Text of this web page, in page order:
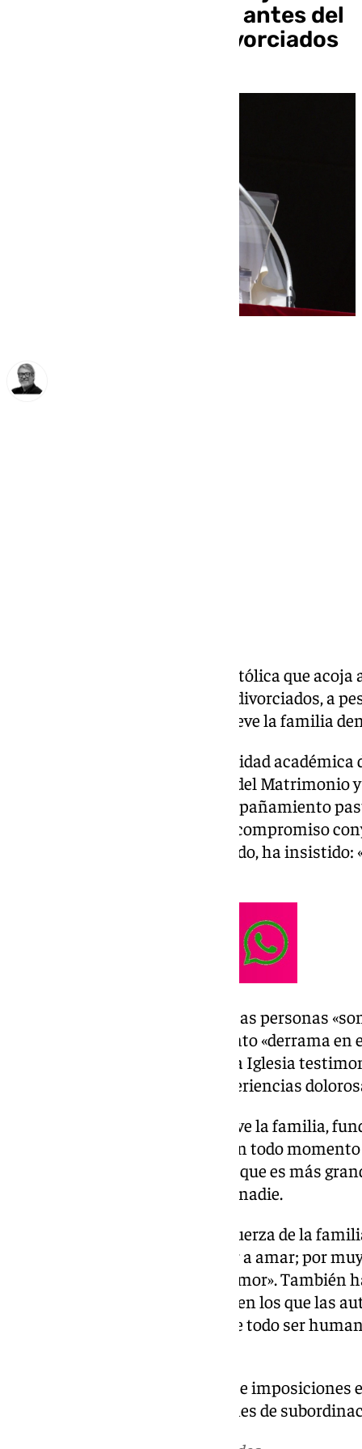
parejas que conviven antes del
matrimonio y a los divorciados
ha pedido a la Iglesia católica que
del matrimonio, así como a los divorciados, a
magisterio de la Iglesia «promueve la familia
En una audiencia con la comunidad
Juan Pablo II para las Ciencias del Matrimonio
señalado la necesidad de «acompañamiento
aplazando indefinidamente su compromiso
vueltos a casar». Del mismo modo, ha insistido:
El Pontífice ha señalado que estas personas
hermanas» y que el Espíritu Santo «derrama
bien de todos: su presencia en la Iglesia
fe, a pesar de las heridas de experiencias
Para el Papa, «la Iglesia promueve la familia,
contribuyendo en todo lugar y en todo
conyugal, en virtud de ese amor que es más
pedido que lo haga sin excluir a nadie.
Asimismo, ha señalado que la fuerza de la
capacidad de amar y de enseñar a amar; por
siempre puede crecer desde el amor». También
«desgraciadamente, hay países en los que las
la dignidad y la libertad a las que todo ser
«A menudo, pesan limitaciones e imposiciones
mujeres, forzándolas a posiciones de